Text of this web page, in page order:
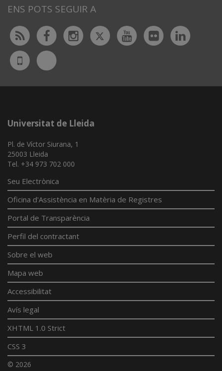
ENS POTS SEGUIR A
Rss FacebookInstagram
TwitterYoutubeFlickr
UdL
App
Bluesky
Universitat de Lleida
Pl. de Víctor Siurana, 1
25003 Lleida
Tel. +34 973 702 000
Seu Electrònica
Oficina d'Assistència en Matèria de Registres
Portal de Transparència
Perfil del contractant
Sobre el web
Mapa web
Accessibilitat
Avís legal
XHTML 1.0 Strict
CSS 3
© 2026